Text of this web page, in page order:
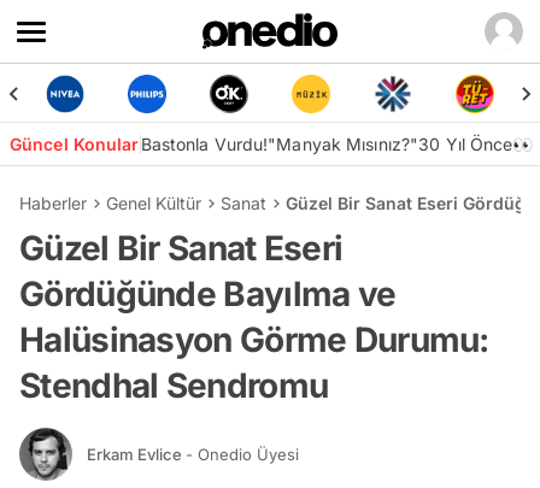
Güncel KonularBastonla Vurdu!"Manyak Mısınız?"30 Yıl Önce👀
Haberler Genel Kültür Sanat Güzel Bir Sanat Eseri
Güzel Bir Sanat Eseri
Gördüğünde Bayılma ve
Halüsinasyon Görme Durumu:
Stendhal Sendromu
Erkam Evlice - Onedio Üyesi